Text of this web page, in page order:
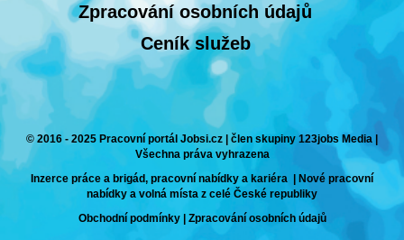
Zpracování osobních údajů
Ceník služeb
© 2016 - 2025 Pracovní portál Jobsi.cz | člen skupiny 123jobs Media |
Všechna práva vyhrazena
Inzerce práce a brigád, pracovní nabídky a kariéra | Nové pracovní
nabídky a volná místa z celé České republiky
Obchodní podmínky| Zpracování osobních údajů